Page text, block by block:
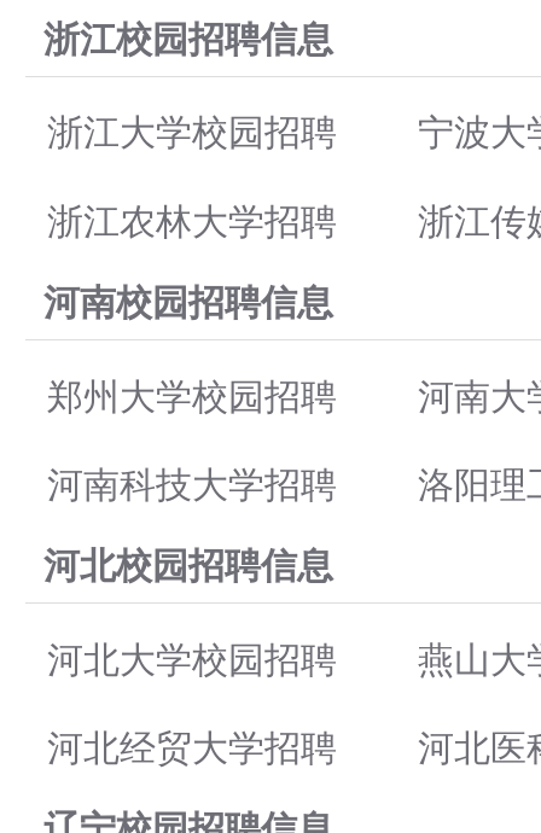
浙江校园招聘信息
浙江大学校园招聘 宁波大
浙江农林大学招聘 浙江传
河南校园招聘信息
郑州大学校园招聘 河南大
河南科技大学招聘 洛阳理
河北校园招聘信息
河北大学校园招聘 燕山大
河北经贸大学招聘 河北医